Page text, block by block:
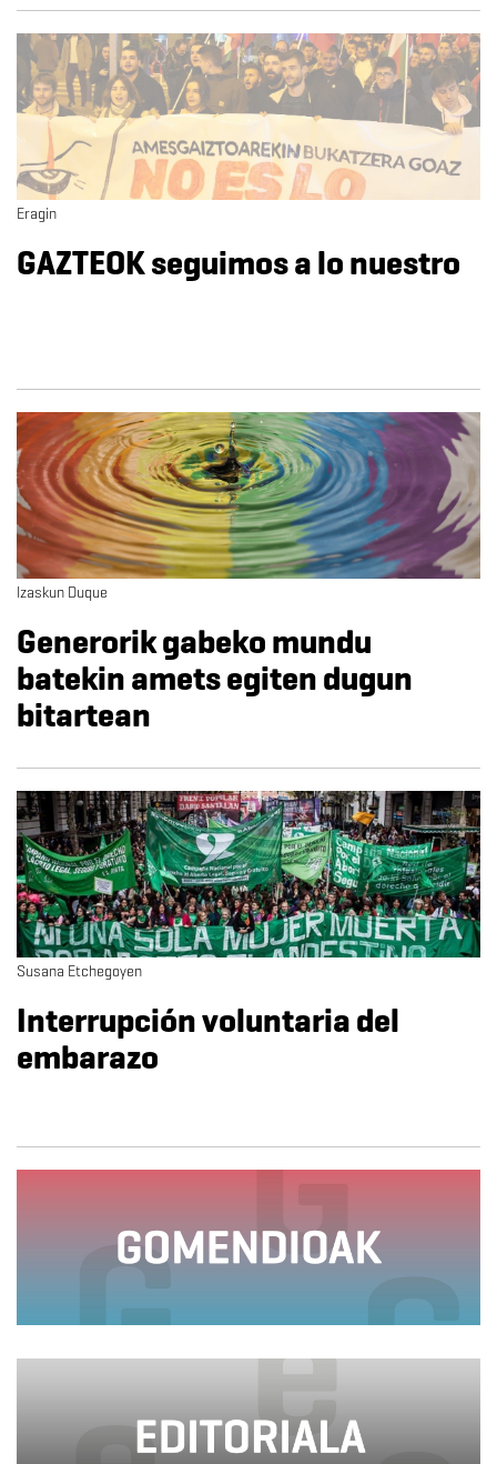
Eragin
GAZTEOK seguimos a lo nuestro
Izaskun Duque
Generorik gabeko mundu
batekin amets egiten dugun
bitartean
Susana Etchegoyen
Interrupción voluntaria del
embarazo